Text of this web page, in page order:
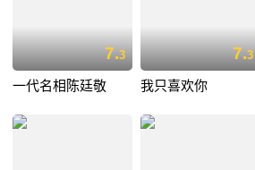
7.3
一代名相陈廷敬
7.3
我只喜欢你